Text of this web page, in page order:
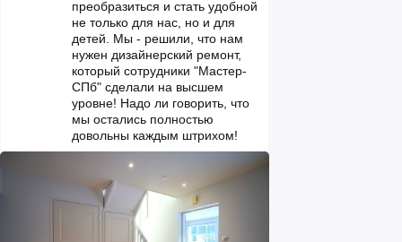
преобразиться и стать удобной
не только для нас, но и для
детей. Мы - решили, что нам
нужен дизайнерский ремонт,
который сотрудники "Мастер-
СПб" сделали на высшем
уровне! Надо ли говорить, что
мы остались полностью
довольны каждым штрихом!